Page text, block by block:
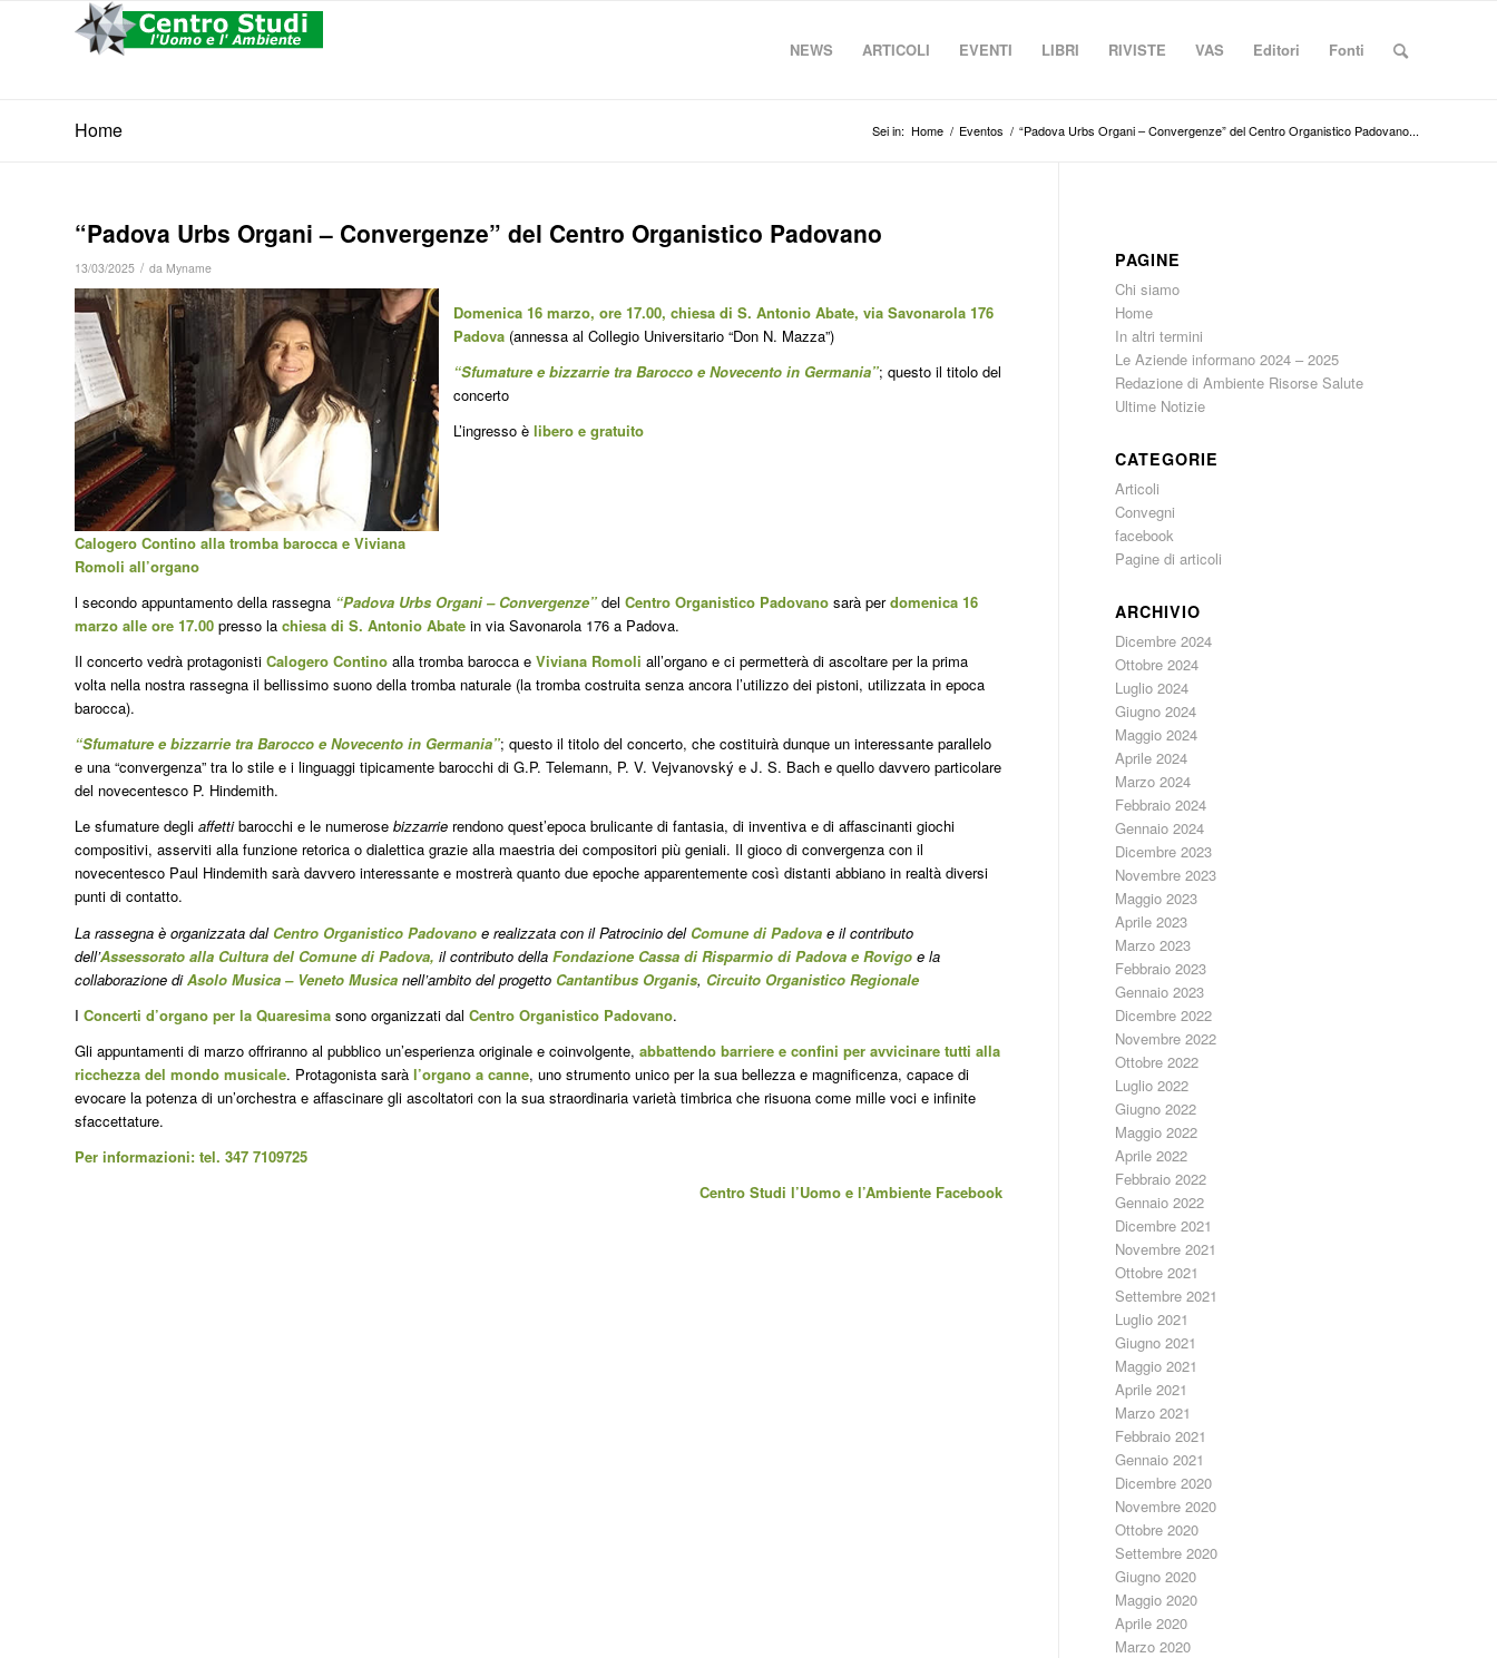
NEWS ARTICOLI EVENTI LIBRI RIVISTE VAS Editori Fonti
Home Sei in: Home / Eventos / “Padova Urbs Organi – Convergenze” del Centro Organistico Padovano...
“Padova Urbs Organi – Convergenze” del Centro Organistico Padovano
13/03/2025 / da Myname
Calogero Contino alla tromba barocca e Viviana
Romoli all’organo
Domenica 16 marzo, ore 17.00, chiesa di S. Antonio Abate, via Savonarola 176
Padova (annessa al Collegio Universitario “Don N. Mazza”)
“Sfumature e bizzarrie tra Barocco e Novecento in Germania”; questo il titolo del
concerto
L’ingresso è libero e gratuito
l secondo appuntamento della rassegna “Padova Urbs Organi – Convergenze” del Centro Organistico Padovano sarà perdomenica 16
marzo alle ore 17.00 presso la chiesa di S. Antonio Abate in via Savonarola 176 a Padova.
Il concerto vedrà protagonisti Calogero Contino alla tromba barocca e Viviana Romoli all’organo e ci permetterà di ascoltare per la prima
volta nella nostra rassegna il bellissimo suono della tromba naturale (la tromba costruita senza ancora l’utilizzo dei pistoni, utilizzata in epoca
barocca).
“Sfumature e bizzarrie tra Barocco e Novecento in Germania”; questo il titolo del concerto, che costituirà dunque un interessante parallelo
e una “convergenza” tra lo stile e i linguaggi tipicamente barocchi di G.P. Telemann, P. V. Vejvanovský e J. S. Bach e quello davvero particolare
del novecentesco P. Hindemith.
Le sfumature degli affettibarocchi e le numerose bizzarrie rendono quest’epoca brulicante di fantasia, di inventiva e di affascinanti giochi
compositivi, asserviti alla funzione retorica o dialettica grazie alla maestria dei compositori più geniali. Il gioco di convergenza con il
novecentesco Paul Hindemith sarà davvero interessante e mostrerà quanto due epoche apparentemente così distanti abbiano in realtà diversi
punti di contatto.
La rassegna è organizzata dal Centro Organistico Padovano e realizzata con il Patrocinio del Comune di Padova e il contributo
dell’Assessorato alla Cultura del Comune di Padova, il contributo della Fondazione Cassa di Risparmio di Padova e Rovigo e la
collaborazione diAsolo Musica – Veneto Musica nell’ambito del progetto Cantantibus Organis, Circuito Organistico Regionale
I Concerti d’organo per la Quaresima sono organizzati dal Centro Organistico Padovano.
Gli appuntamenti di marzo offriranno al pubblico un’esperienza originale e coinvolgente, abbattendo barriere e confini per avvicinare tutti alla
ricchezza del mondo musicale. Protagonista sarà l’organo a canne, uno strumento unico per la sua bellezza e magnificenza, capace di
evocare la potenza di un’orchestra e affascinare gli ascoltatori con la sua straordinaria varietà timbrica che risuona come mille voci e infinite
sfaccettature.
Per informazioni: tel. 347 7109725
Centro Studi l’Uomo e l’Ambiente Facebook
PAGINE
Chi siamo
Home
In altri termini
Le Aziende informano 2024 – 2025
Redazione di Ambiente Risorse Salute
Ultime Notizie
CATEGORIE
Articoli
Convegni
facebook
Pagine di articoli
ARCHIVIO
Dicembre 2024
Ottobre 2024
Luglio 2024
Giugno 2024
Maggio 2024
Aprile 2024
Marzo 2024
Febbraio 2024
Gennaio 2024
Dicembre 2023
Novembre 2023
Maggio 2023
Aprile 2023
Marzo 2023
Febbraio 2023
Gennaio 2023
Dicembre 2022
Novembre 2022
Ottobre 2022
Luglio 2022
Giugno 2022
Maggio 2022
Aprile 2022
Febbraio 2022
Gennaio 2022
Dicembre 2021
Novembre 2021
Ottobre 2021
Settembre 2021
Luglio 2021
Giugno 2021
Maggio 2021
Aprile 2021
Marzo 2021
Febbraio 2021
Gennaio 2021
Dicembre 2020
Novembre 2020
Ottobre 2020
Settembre 2020
Giugno 2020
Maggio 2020
Aprile 2020
Marzo 2020